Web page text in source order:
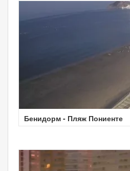
Бенидорм - Пляж Пониенте